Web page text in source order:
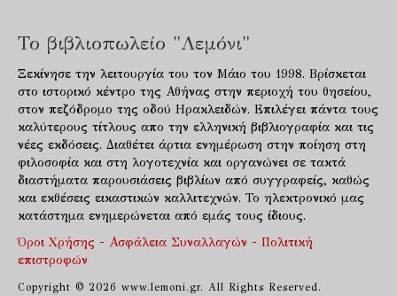
Το βιβλιοπωλείο "Λεμόνι"
Ξεκίνησε την λειτουργία του τον Μάιο του 1998. Βρίσκεται
στο ιστορικό κέντρο της Αθήνας στην περιοχή του θησείου,
στον πεζόδρομο της οδού Ηρακλειδών. Επιλέγει πάντα τους
καλύτερους τίτλους απο την ελληνική βιβλιογραφία και τις
νέες εκδόσεις. Διαθέτει άρτια ενημέρωση στην ποίηση στη
φιλοσοφία και στη λογοτεχνία και οργανώνει σε τακτά
διαστήματα παρουσιάσεις βιβλίων από συγγραφείς, καθώς
και εκθέσεις εικαστικών καλλιτεχνών. Το ηλεκτρονικό μας
κατάστημα ενημερώνεται από εμάς τους ίδιους.
Όροι Χρήσης - Ασφάλεια Συναλλαγών - Πολιτική
επιστροφών
Copyright © 2026 www.lemoni.gr. All Rights Reserved.